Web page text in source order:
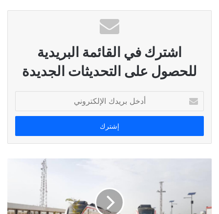
اشترك في القائمة البريدية
للحصول على التحديثات الجديدة
بريدك
الإلكتروني